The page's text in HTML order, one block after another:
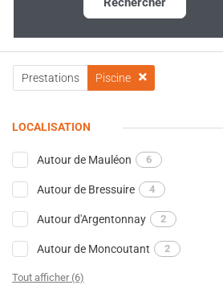
Prestations Piscine
LOCALISATION
Autour de Mauléon 6
Autour de Bressuire 4
Autour d'Argentonnay 2
Autour de Moncoutant 2
Tout afficher (6)